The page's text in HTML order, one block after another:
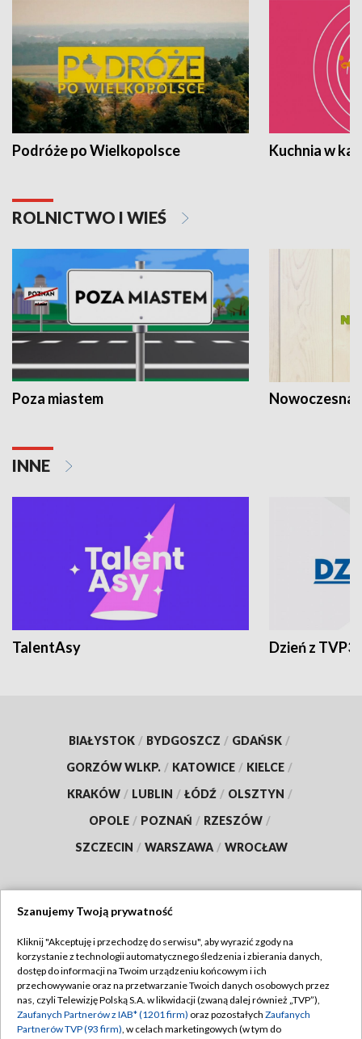
Podróże po Wielkopolsce Kuchnia w
ROLNICTWO I WIEŚ
Poza miastem Nowoczesna
INNE
TalentAsy Dzień z TVP3
BIAŁYSTOK / BYDGOSZCZ / GDAŃSK /
GORZÓW WLKP. / KATOWICE / KIELCE /
KRAKÓW / LUBLIN / ŁÓDŹ / OLSZTYN /
OPOLE / POZNAŃ / RZESZÓW /
SZCZECIN / WARSZAWA / WROCŁAW
TVP
Abonament TVP
Emisja w TVP
Regulamin TVP
Polityka prywatności
Szanujemy Twoją prywatność
Kliknij "Akceptuję i przechodzę do serwisu", aby wyrazić zgody na
korzystanie z technologii automatycznego śledzenia i zbierania danych,
dostęp do informacji na Twoim urządzeniu końcowym i ich
przechowywanie oraz na przetwarzanie Twoich danych osobowych przez
nas, czyli Telewizję Polską S.A. w likwidacji (zwaną dalej również „TVP”),
Zaufanych Partnerów z IAB* (1201 firm) oraz pozostałych Zaufanych
Partnerów TVP (93 firm), w celach marketingowych (w tym do